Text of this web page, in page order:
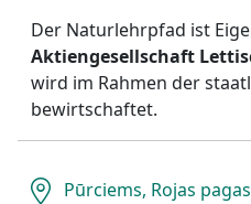
Der Naturlehrpfad ist
Aktiengesellschaft
wird im Rahmen der
bewirtschaftet.
Pūrciems, Rojas